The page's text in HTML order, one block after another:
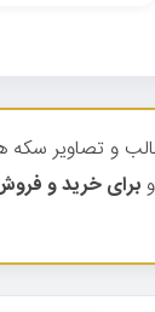
و تصاویر سکه
برای خرید و